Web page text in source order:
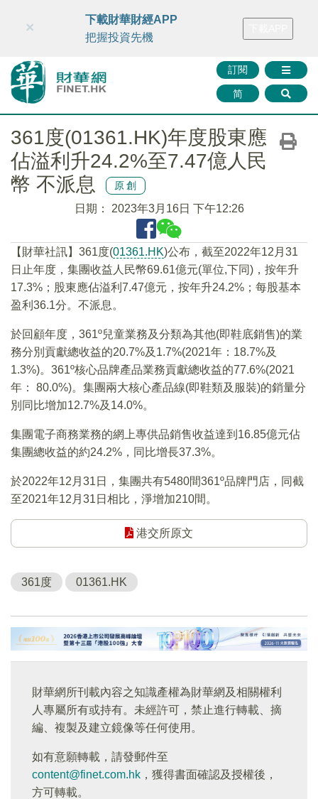
財華智庫網 FINTV FINMETA 財華證券 媒體矩陣
訂閱
简
×
下載財華財經APP
把握投資先機
361度(01361.HK)年度股東應
佔溢利升24.2%至7.47億人民
幣 不派息
原創
日期： 2023年3月16日 下午12:26
【財華社訊】361度(01361.HK)公布，截至2022年12月31
日止年度，集團收益人民幣69.61億元(單位,下同)，按年升
17.3%；股東應佔溢利7.47億元，按年升24.2%；每股基本
盈利36.1分。不派息。
於回顧年度，361º兒童業務及分類為其他(即鞋底銷售)的業
務分別貢獻總收益的20.7%及1.7%(2021年：18.7%及
1.3%)。361º核心品牌產品業務貢獻總收益的77.6%(2021
年： 80.0%)。集團兩大核心產品線(即鞋類及服裝)的銷量分
別同比增加12.7%及14.0%。
集團電子商務業務的網上專供品銷售收益達到16.85億元佔
集團總收益的約24.2%，同比增長37.3%。
於2022年12月31日，集團共有5480間361º品牌門店，同截
至2021年12月31日相比，淨增加210間。
港交所原文
361度 01361.HK
財華網所刊載內容之知識產權為財華網及相關權利
人專屬所有或持有。未經許可，禁止進行轉載、摘
編、複製及建立鏡像等任何使用。
如有意願轉載，請發郵件至
content@finet.com.hk ，獲得書面確認及授權後，
方可轉載。